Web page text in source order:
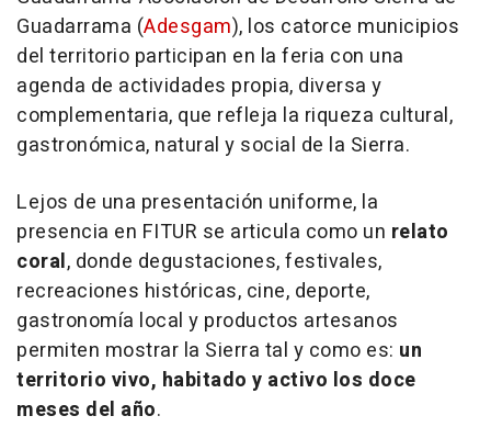
Guadarrama (Adesgam), los catorce municipios
del territorio participan en la feria con una
agenda de actividades propia, diversa y
complementaria, que refleja la riqueza cultural,
gastronómica, natural y social de la Sierra.
Lejos de una presentación uniforme, la
presencia en FITUR se articula como un relato
coral, donde degustaciones, festivales,
recreaciones históricas, cine, deporte,
gastronomía local y productos artesanos
permiten mostrar la Sierra tal y como es: un
territorio vivo, habitado y activo los doce
meses del año.